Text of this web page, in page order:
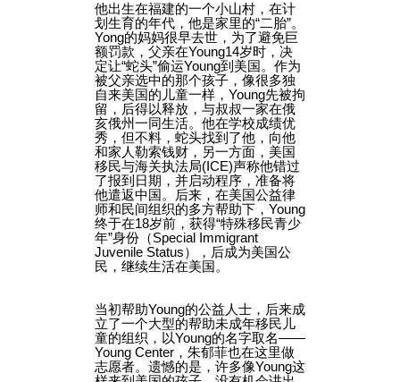
他出生在福建的一个小山村，在计
划生育的年代，他是家里的“二胎”。
Yong的妈妈很早去世，为了避免巨
额罚款，父亲在Young14岁时，决
定让“蛇头”偷运Young到美国。作为
被父亲选中的那个孩子，像很多独
自来美国的儿童一样，Young先被拘
留，后得以释放，与叔叔一家在俄
亥俄州一同生活。他在学校成绩优
秀，但不料，蛇头找到了他，向他
和家人勒索钱财，另一方面，美国
移民与海关执法局(ICE)声称他错过
了报到日期，并启动程序，准备将
他遣返中国。后来，在美国公益律
师和民间组织的多方帮助下，Young
终于在18岁前，获得“特殊移民青少
年”身份（Special Immigrant
Juvenile Status），后成为美国公
民，继续生活在美国。
当初帮助Young的公益人士，后来成
立了一个大型的帮助未成年移民儿
童的组织，以Young的名字取名——
Young Center，朱郁菲也在这里做
志愿者。遗憾的是，许多像Young这